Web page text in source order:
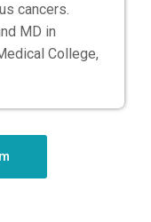
cancers.
MD in
College,